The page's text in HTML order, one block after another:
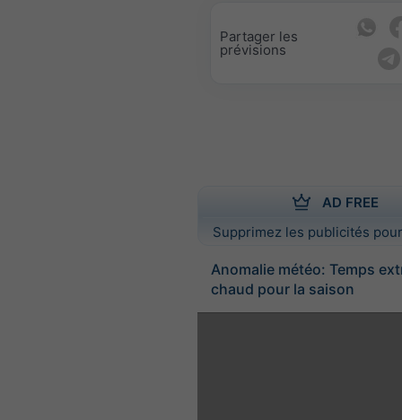
Partager les
prévisions
AD FREE
Supprimez les publicités
Anomalie météo: Temps
chaud pour la saison